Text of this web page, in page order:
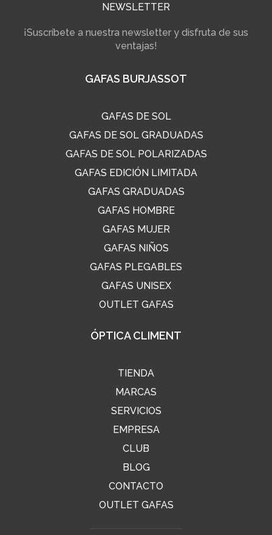
NEWSLETTER
¡Suscríbete a nuestra newsletter y disfruta de sus
ventajas!
GAFAS BURJASSOT
GAFAS DE SOL
GAFAS DE SOL GRADUADAS
GAFAS DE SOL POLARIZADAS
GAFAS EDICIÓN LIMITADA
GAFAS GRADUADAS
GAFAS HOMBRE
GAFAS MUJER
GAFAS NIÑOS
GAFAS PLEGABLES
GAFAS UNISEX
OUTLET GAFAS
ÓPTICA CLIMENT
TIENDA
MARCAS
SERVICIOS
EMPRESA
CLUB
BLOG
CONTACTO
OUTLET GAFAS